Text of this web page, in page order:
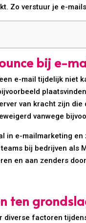
Zo verstuur je e-
bij e-
e-mail tijdelijk niet
van kracht zijn
vanwege
in e-mailmarketing
bij bedrijven als
en aan zenders
ten
factoren